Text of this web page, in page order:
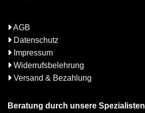
AGB
Datenschutz
Impressum
Widerrufsbelehrung
Versand & Bezahlung
Beratung durch unsere Spezialisten